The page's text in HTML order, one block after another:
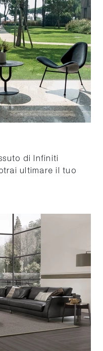
di Infiniti
ultimare il tuo